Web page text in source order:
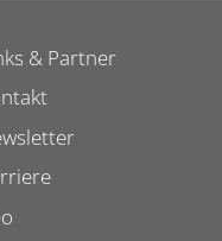
& Partner